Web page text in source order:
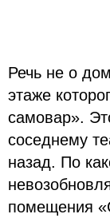
Речь не о
этаже
самовар».
соседнему
назад. По
помещения